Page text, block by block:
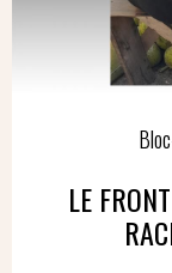
LE